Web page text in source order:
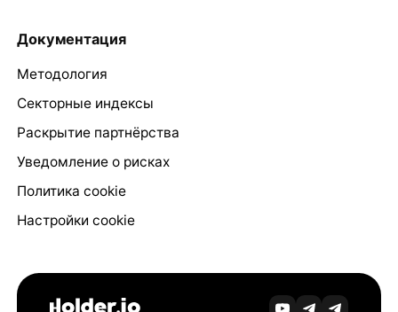
Документация
Методология
Секторные индексы
Раскрытие партнёрства
Уведомление о рисках
Политика cookie
Настройки cookie